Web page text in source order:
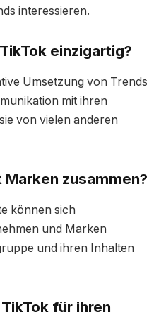
interessieren.
einzigartig?
Umsetzung von Trends
mit ihren
von vielen anderen
zusammen?
können sich
und Marken
und ihren Inhalten
für ihren